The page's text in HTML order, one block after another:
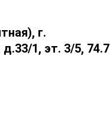
г.
1, эт. 3/5, 74.7